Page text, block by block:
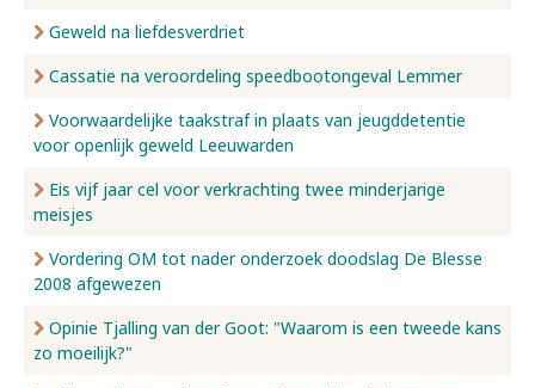
Geweld na liefdesverdriet
Cassatie na veroordeling speedbootongeval Lemmer
Voorwaardelijke taakstraf in plaats van jeugddetentie
voor openlijk geweld Leeuwarden
Eis vijf jaar cel voor verkrachting twee minderjarige
meisjes
Vordering OM tot nader onderzoek doodslag De Blesse
2008 afgewezen
Opinie Tjalling van der Goot: "Waarom is een tweede kans
zo moeilijk?"